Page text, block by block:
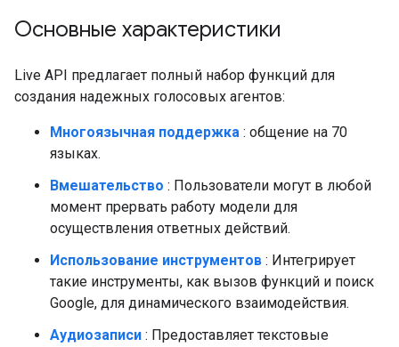
Основные характеристики
Live API предлагает полный набор функций для
создания надежных голосовых агентов:
Многоязычная поддержка : общение на 70
языках.
Вмешательство : Пользователи могут в любой
момент прервать работу модели для
осуществления ответных действий.
Использование инструментов : Интегрирует
такие инструменты, как вызов функций и поиск
Google, для динамического взаимодействия.
Аудиозаписи : Предоставляет текстовые